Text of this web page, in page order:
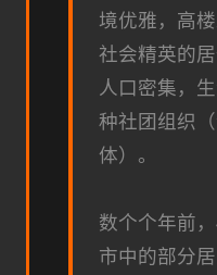
境优雅，高
社会精英的
人口密集，
种社团组织
体）。
数个个年前
市中的部分